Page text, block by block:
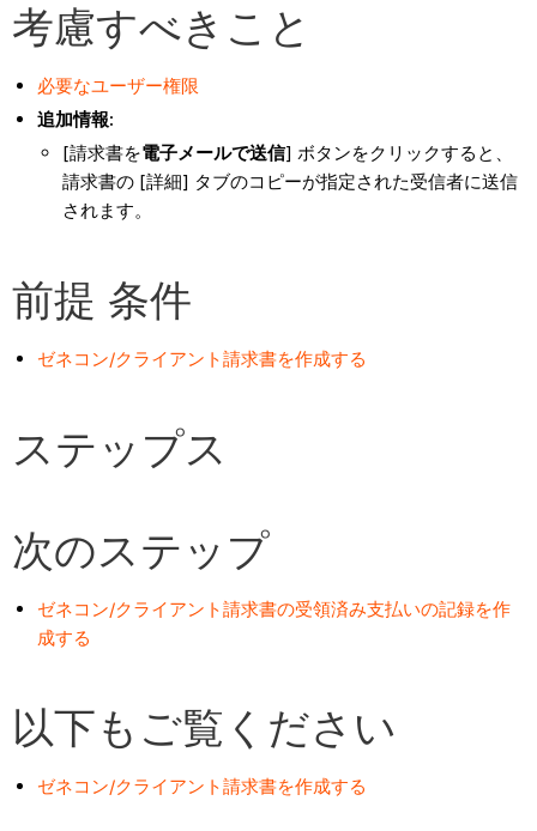
考慮すべきこと
必要なユーザー権限
追加情報:
[請求書を電子メールで送信] ボタンをクリックすると、
請求書の [詳細] タブのコピーが指定された受信者に送信
されます。
前提 条件
ゼネコン/クライアント請求書を作成する
ステップス
次のステップ
ゼネコン/クライアント請求書の受領済み支払いの記録を作
成する
以下もご覧ください
ゼネコン/クライアント請求書を作成する